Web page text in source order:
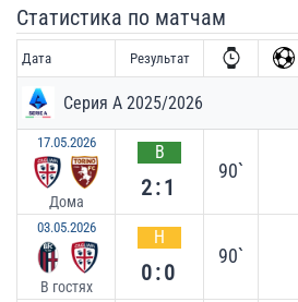
Статистика по матчам
Дата Результат
Серия А 2025/2026
17.05.2026
Дома
В
2:1
90`
03.05.2026
В гостях
Н
0:0
90`